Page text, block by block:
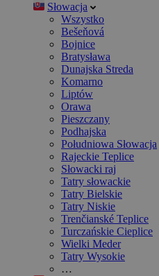
Słowacja
Wszystko
Bešeňová
Bojnice
Bratysława
Dunajska Streda
Komarno
Liptów
Orawa
Pieszczany
Podhajska
Południowa Słowacja
Rajeckie Teplice
Słowacki raj
Tatry słowackie
Tatry Bielskie
Tatry Niskie
Trenčianské Teplice
Turczańskie Cieplice
Wielki Meder
Tatry Wysokie
…